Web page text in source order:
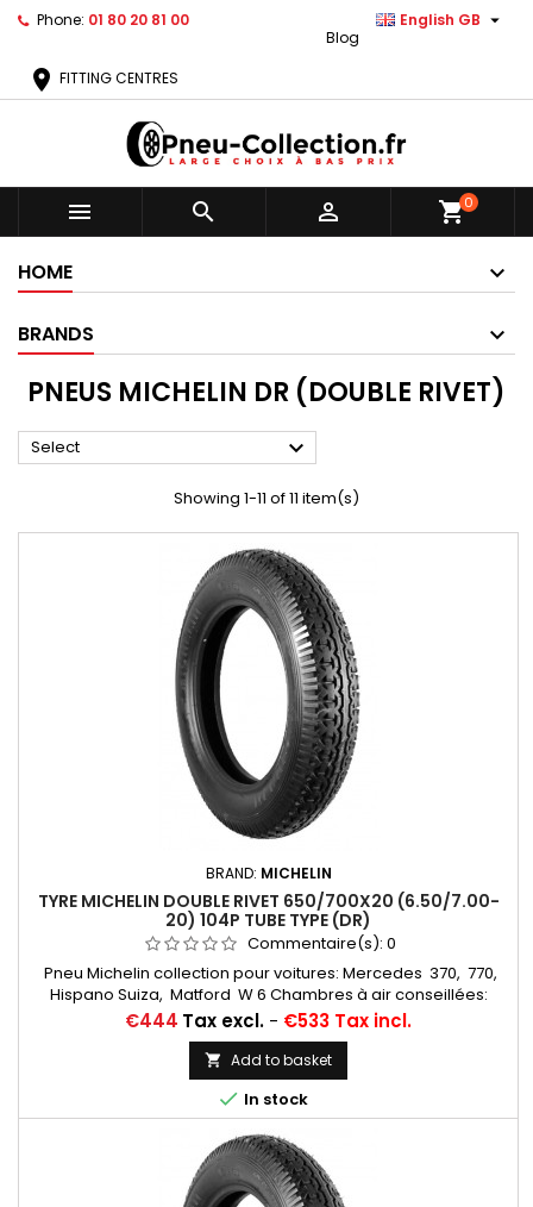
Phone: 01 80 20 81 00 English GB 
Blog
location_on FITTING CENTRES
   shopping_cart0
HOME
BRANDS
PNEUS MICHELIN DR (DOUBLE RIVET)
Select 
Showing 1-11 of 11 item(s)
BRAND: MICHELIN
TYRE MICHELIN DOUBLE RIVET 650/700X20 (6.50/7.00-
20) 104P TUBE TYPE (DR)
Commentaire(s): 0
Pneu Michelin collection pour voitures: Mercedes 370, 770,
Hispano Suiza, Matford W 6 Chambres à air conseillées:
19/20 H RET (valvage oblique) Michelin, 20 H (valvage
central)... Autres appellations: 6,50-20; 7,00-20; 6,50x20;
7,00x20; 6,50/7,00-20; 650x20; 700x20; 650/700-20; 650/700*20
Price
€444 Tax excl. - €533 Tax incl.
 Add to basket
 In stock